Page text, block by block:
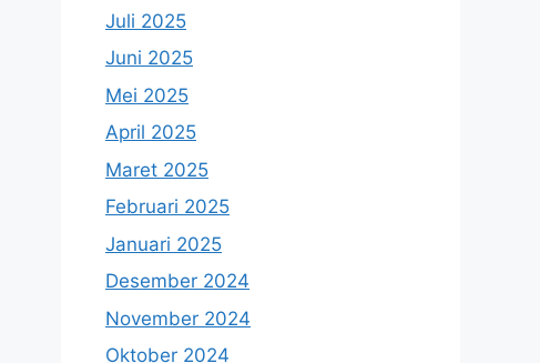
Juli 2025
Juni 2025
Mei 2025
April 2025
Maret 2025
Februari 2025
Januari 2025
Desember 2024
November 2024
Oktober 2024